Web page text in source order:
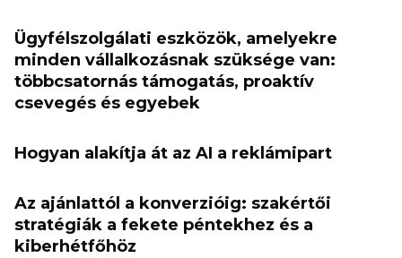
Ügyfélszolgálati eszközök, amelyekre
minden vállalkozásnak szüksége van:
többcsatornás támogatás, proaktív
csevegés és egyebek
Hogyan alakítja át az AI a reklámipart
Az ajánlattól a konverzióig: szakértői
stratégiák a fekete péntekhez és a
kiberhétfőhöz